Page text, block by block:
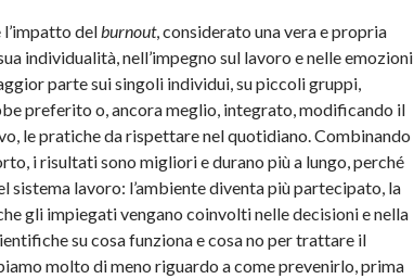
delburnout, considerato una vera e propria
individualità, nell’impegno sul lavoro e nelle emozioni
parte sui singoli individui, su piccoli gruppi,
preferito o, ancora meglio, integrato, modificando il
le pratiche da rispettare nel quotidiano. Combinando
i risultati sono migliori e durano più a lungo, perché
sistema lavoro: l’ambiente diventa più partecipato, la
gli impiegati vengano coinvolti nelle decisioni e nella
su cosa funziona e cosa no per trattare il
molto di meno riguardo a come prevenirlo, prima